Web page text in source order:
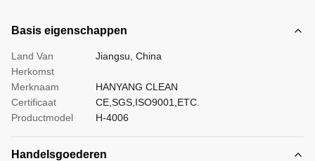
Basis eigenschappen
Land Van
Herkomst
Jiangsu, China
Merknaam
HANYANG CLEAN
Certificaat
CE,SGS,ISO9001,ETC.
Productmodel
H-4006
Handelsgoederen